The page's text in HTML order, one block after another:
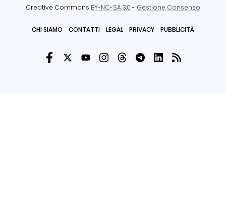
Creative Commons BY-NC-SA 3.0- Gestione Consenso
CHI SIAMO CONTATTI LEGAL PRIVACY PUBBLICITÀ